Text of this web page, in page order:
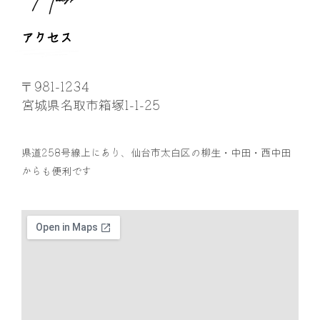
アクセス
〒981-1234
宮城県名取市箱塚1-1-25
県道258号線上にあり、仙台市太白区の柳生・中田・西中田
からも便利です